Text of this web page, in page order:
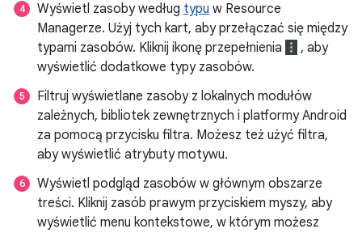
Wyświetl zasoby według typu w Resource
Managerze. Użyj tych kart, aby przełączać się między
typami zasobów. Kliknij ikonę przepełnienia
, aby
wyświetlić dodatkowe typy zasobów.
Filtruj wyświetlane zasoby z lokalnych modułów
zależnych, bibliotek zewnętrznych i platformy Android
za pomocą przycisku filtra. Możesz też użyć filtra,
aby wyświetlić atrybuty motywu.
Wyświetl podgląd zasobów w głównym obszarze
treści. Kliknij zasób prawym przyciskiem myszy, aby
wyświetlić menu kontekstowe, w którym możesz